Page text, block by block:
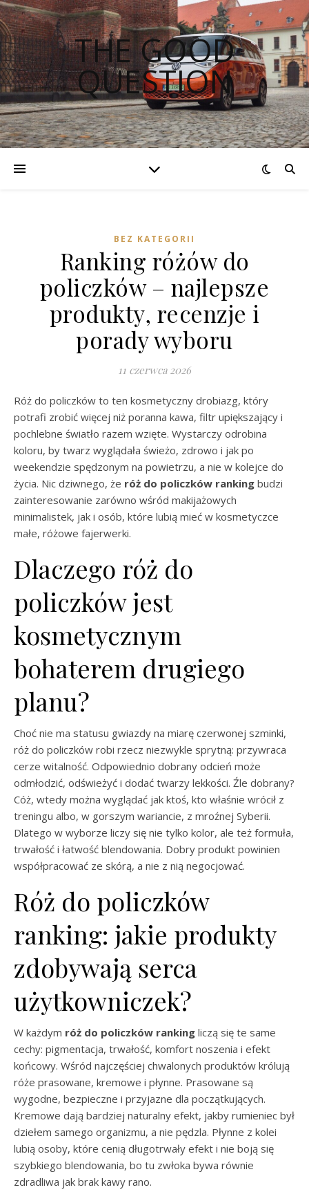
THE GOOD
QUESTION
BEZ KATEGORII
Ranking różów do
policzków – najlepsze
produkty, recenzje i
porady wyboru
11 czerwca 2026
Róż do policzków to ten kosmetyczny drobiazg, który
potrafi zrobić więcej niż poranna kawa, filtr upiększający i
pochlebne światło razem wzięte. Wystarczy odrobina
koloru, by twarz wyglądała świeżo, zdrowo i jak po
weekendzie spędzonym na powietrzu, a nie w kolejce do
życia. Nic dziwnego, że róż do policzków ranking budzi
zainteresowanie zarówno wśród makijażowych
minimalistek, jak i osób, które lubią mieć w kosmetyczce
małe, różowe fajerwerki.
Dlaczego róż do
policzków jest
kosmetycznym
bohaterem drugiego
planu?
Choć nie ma statusu gwiazdy na miarę czerwonej szminki,
róż do policzków robi rzecz niezwykle sprytną: przywraca
cerze witalność. Odpowiednio dobrany odcień może
odmłodzić, odświeżyć i dodać twarzy lekkości. Źle dobrany?
Cóż, wtedy można wyglądać jak ktoś, kto właśnie wrócił z
treningu albo, w gorszym wariancie, z mroźnej Syberii.
Dlatego w wyborze liczy się nie tylko kolor, ale też formuła,
trwałość i łatwość blendowania. Dobry produkt powinien
współpracować ze skórą, a nie z nią negocjować.
Róż do policzków
ranking: jakie produkty
zdobywają serca
użytkowniczek?
W każdym róż do policzków ranking liczą się te same
cechy: pigmentacja, trwałość, komfort noszenia i efekt
końcowy. Wśród najczęściej chwalonych produktów królują
róże prasowane, kremowe i płynne. Prasowane są
wygodne, bezpieczne i przyjazne dla początkujących.
Kremowe dają bardziej naturalny efekt, jakby rumieniec był
dziełem samego organizmu, a nie pędzla. Płynne z kolei
lubią osoby, które cenią długotrwały efekt i nie boją się
szybkiego blendowania, bo tu zwłoka bywa równie
zdradliwa jak brak kawy rano.